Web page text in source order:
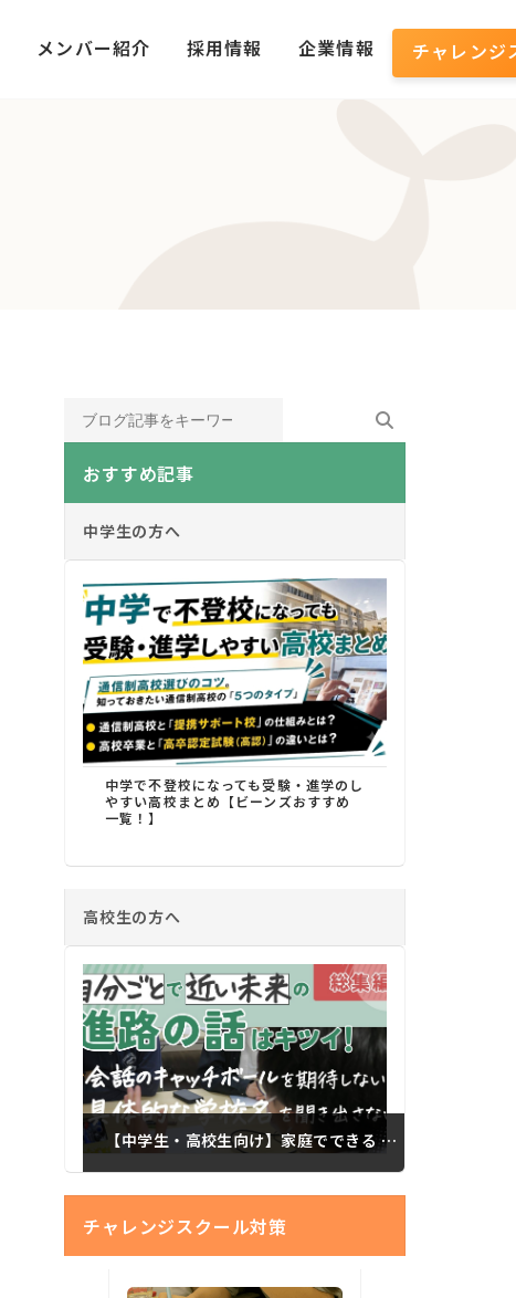
メンバー紹介 採用情報 企業情報 チャレンジ
おすすめ記事
中学生の方へ
中学で不登校になっても受験・進学のし
やすい高校まとめ【ビーンズおすすめ
一覧！】
高校生の方へ
【中学生・高校生向け】家庭でできる 思春期以降の子どもたちに進路を考えてもらうコツ 総集編
チャレンジスクール対策